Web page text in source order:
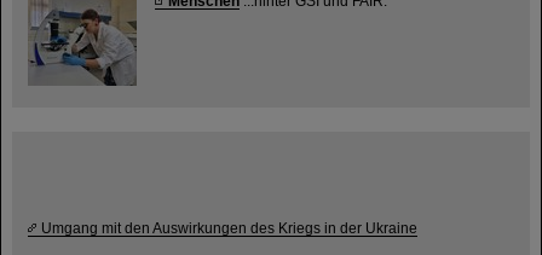
Umgang mit den Auswirkungen des Kriegs in der Ukraine